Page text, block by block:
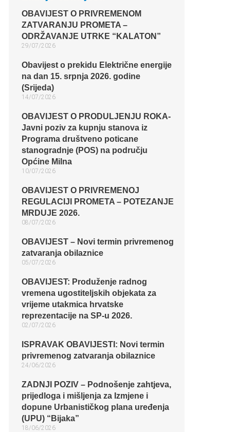
OBAVIJEST O PRIVREMENOM
ZATVARANJU PROMETA –
ODRŽAVANJE UTRKE “KALATON”
29/07/2026
Obavijest o prekidu Električne energije
na dan 15. srpnja 2026. godine
(Srijeda)
14/07/2026
OBAVIJEST O PRODULJENJU ROKA-
Javni poziv za kupnju stanova iz
Programa društveno poticane
stanogradnje (POS) na području
Općine Milna
10/07/2026
OBAVIJEST O PRIVREMENOJ
REGULACIJI PROMETA – POTEZANJE
MRDUJE 2026.
08/07/2026
OBAVIJEST – Novi termin privremenog
zatvaranja obilaznice​
05/07/2026
OBAVIJEST: Produženje radnog
vremena ugostiteljskih objekata za
vrijeme utakmica hrvatske
reprezentacije na SP-u 2026.
02/07/2026
ISPRAVAK OBAVIJESTI: Novi termin
privremenog zatvaranja obilaznice​
24/06/2026
ZADNJI POZIV – Podnošenje zahtjeva,
prijedloga i mišljenja za Izmjene i
dopune Urbanističkog plana uređenja
(UPU) “Bijaka”
18/06/2026